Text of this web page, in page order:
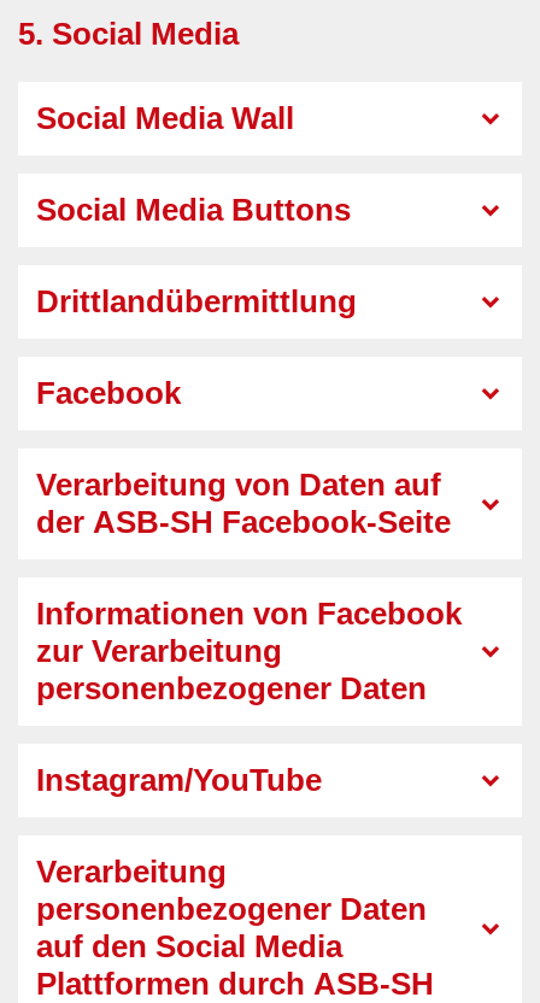
5. Social Media
Social Media Wall
Social Media Buttons
Drittlandübermittlung
Facebook
Verarbeitung von Daten auf
der ASB-SH Facebook-Seite
Informationen von Facebook
zur Verarbeitung
personenbezogener Daten
Instagram/YouTube
Verarbeitung
personenbezogener Daten
auf den Social Media
Plattformen durch ASB-SH